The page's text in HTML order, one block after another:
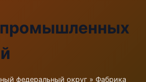
промышленных
федеральный округ » Фабрика